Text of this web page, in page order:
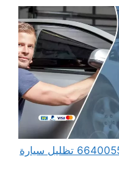
تظليل سيارات متنقل الكويت 66400552 تظليل سيارة